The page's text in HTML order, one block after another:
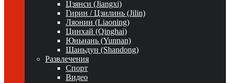
Цзянси (Jiangxi)
Гирин / Цзилинь (Jilin)
Ляонин (Liaoning)
Цинхай (Qinghai)
Юньнань (Yunnan)
Шаньдун (Shandong)
Развлечения
Спорт
Видео